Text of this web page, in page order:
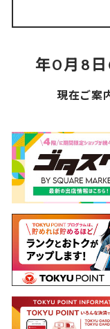
年0月8日
現在ご案